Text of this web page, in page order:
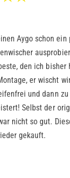
Aygo schon ein
den ich bisher
er wischt
und dann
Selbst der
nicht so gut.
gekauft.